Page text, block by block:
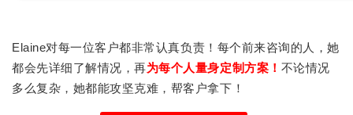
Elaine对每一位客户都非常认真负责！ 每个前来咨询的人，她
都会先详细了解情况，再为每个人量身定制方案！ 不论情况
多么复杂，她都能攻坚克难，帮客户拿下！